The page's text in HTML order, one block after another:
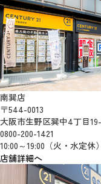
南巽店
〒544-0013
大阪市生野区巽中4丁目
0800-200-1421
10:00～19:00（火・水定休）
店舗詳細へ